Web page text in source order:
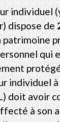
individuel
dispose de
patrimoine
qui
individuel
doit avoir
à son